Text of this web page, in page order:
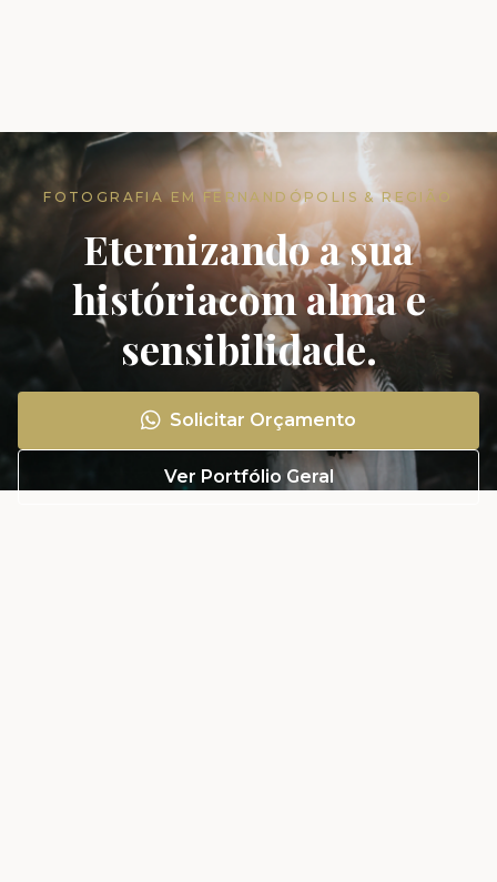
FOTOGRAFIA EM FERNANDÓPOLIS & REGIÃO
Eternizando a sua
históriacom alma e
sensibilidade.
Solicitar Orçamento
Ver Portfólio Geral